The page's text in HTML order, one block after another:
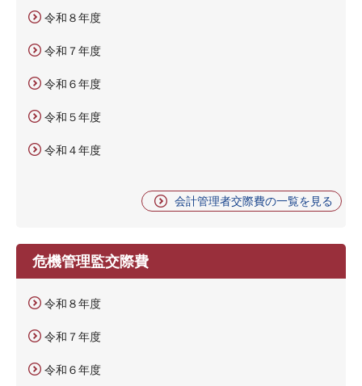
令和８年度
令和７年度
令和６年度
令和５年度
令和４年度
会計管理者交際費の一覧を見る
危機管理監交際費
令和８年度
令和７年度
令和６年度